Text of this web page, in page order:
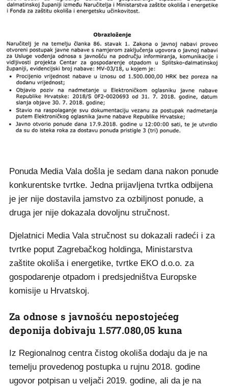
Ponuda Media Vala došla je sedam dana nakon ponude
konkurentske tvrtke. Jedna prijavljena tvrtka odbijena
je jer nije dostavila jamstvo za ozbiljnost ponude, a
druga jer nije dokazala dovoljnu stručnost.
Djelatnici Media Vala stručnost su dokazali radeći i za
tvrtke poput Zagrebačkog holdinga, Ministarstva
zaštite okoliša i energetike, tvrtke EKO d.o.o. za
gospodarenje otpadom i predsjedništva Europske
komisije u Hrvatskoj.
Za odnose s javnošću nepostojećeg
deponija dobivaju 1.577.080,05 kuna
Iz Regionalnog centra čistog okoliša dodaju da je na
temelju provedenog postupka u rujnu 2018. godine
ugovor potpisan u veljači 2019. godine, ali da je na